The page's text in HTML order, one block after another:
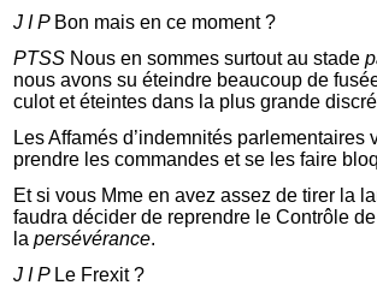
J I P Bon mais en ce moment ?
PTSS Nous en sommes surtout au stade
nous avons su éteindre beaucoup de
culot et éteintes dans la plus grande
Les Affamés d’indemnités parlementaires
prendre les commandes et se les faire
Et si vous Mme en avez assez de tirer la
faudra décider de reprendre le Contrôle
lapersévérance.
J I P Le Frexit ?